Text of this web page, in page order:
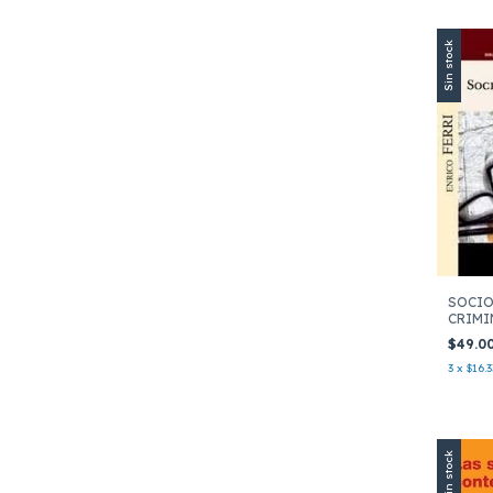
Sin stock
3 x
Sin stock